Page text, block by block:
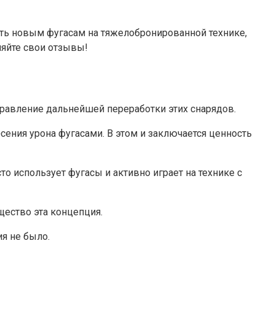
новым фугасам на тяжелобронированной технике,
свои отзывы!
дальнейшей переработки этих снарядов.
урона фугасами. В этом и заключается ценность
использует фугасы и активно играет на технике с
эта концепция.
не было.